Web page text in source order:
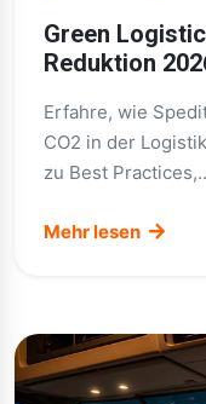
Green
Reduktion
Erfahre, wie
CO2 in der
zu Best
Mehr lesen